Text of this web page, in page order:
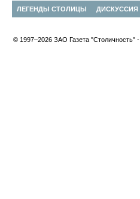
ЛЕГЕНДЫ СТОЛИЦЫ ДИСКУССИЯ
© 1997–2026 ЗАО Газета "Столичность" -